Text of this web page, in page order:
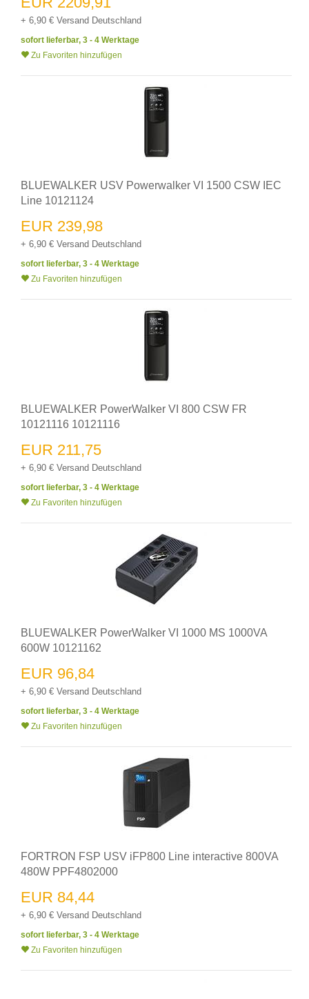
+ 6,90 € Versand Deutschland
sofort lieferbar, 3 - 4 Werktage
Zu Favoriten hinzufügen
BLUEWALKER USV Powerwalker VI 1500 CSW IEC
Line 10121124
EUR 239,98
+ 6,90 € Versand Deutschland
sofort lieferbar, 3 - 4 Werktage
Zu Favoriten hinzufügen
BLUEWALKER PowerWalker VI 800 CSW FR
10121116 10121116
EUR 211,75
+ 6,90 € Versand Deutschland
sofort lieferbar, 3 - 4 Werktage
Zu Favoriten hinzufügen
BLUEWALKER PowerWalker VI 1000 MS 1000VA
600W 10121162
EUR 96,84
+ 6,90 € Versand Deutschland
sofort lieferbar, 3 - 4 Werktage
Zu Favoriten hinzufügen
FORTRON FSP USV iFP800 Line interactive 800VA
480W PPF4802000
EUR 84,44
+ 6,90 € Versand Deutschland
sofort lieferbar, 3 - 4 Werktage
Zu Favoriten hinzufügen